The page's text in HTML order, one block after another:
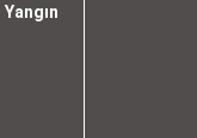
Yangın